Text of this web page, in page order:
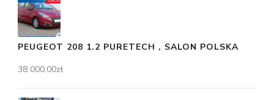
PEUGEOT 208 1.2 PURETECH , SALON POLSKA
38 000,00zł